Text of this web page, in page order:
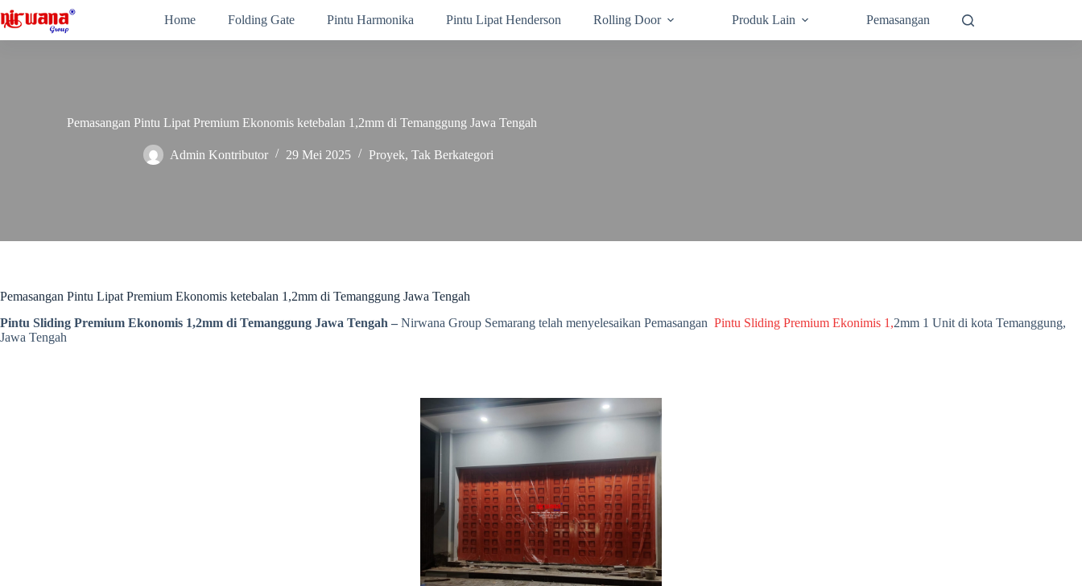
to
Home Folding Gate Pintu Harmonika Pintu Lipat Henderson Rolling Door Produk Lain Pemasangan
Pemasangan Pintu Lipat Premium Ekonomis ketebalan 1,2mm di Temanggung Jawa Tengah
Admin Kontributor 29 Mei 2025 Proyek, Tak Berkategori
Pemasangan Pintu Lipat Premium Ekonomis ketebalan 1,2mm di Temanggung Jawa Tengah
Pintu Sliding Premium Ekonomis 1,2mm di Temanggung Jawa Tengah – Nirwana Group Semarang telah menyelesaikan Pemasangan Pintu Sliding Premium Ekonimis 1,2mm 1 Unit di kota Temanggung,
Jawa Tengah